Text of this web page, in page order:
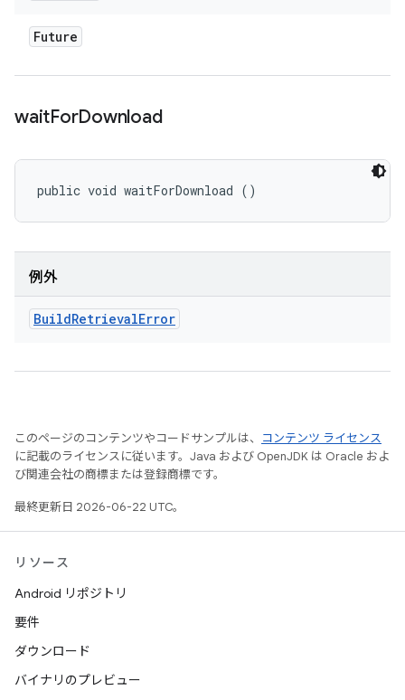
Future
waitForDownload
public void waitForDownload ()
例外
BuildRetrievalError
このページのコンテンツやコードサンプルは、
コンテンツ ライセンス
に記載のライセンスに従います。Java および OpenJDK は Oracle およ
び関連会社の商標または登録商標です。
最終更新日 2026-06-22 UTC。
リソース
Android リポジトリ
要件
ダウンロード
バイナリのプレビュー